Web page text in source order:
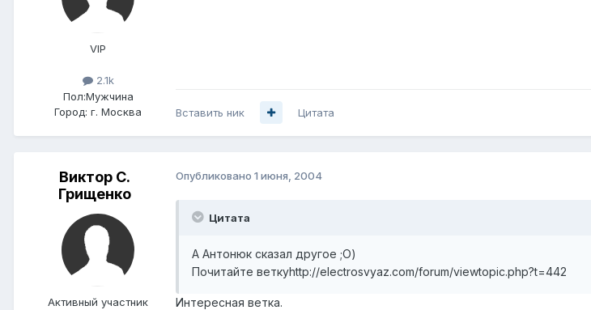
VIP
2.1k
Пол:Мужчина
Город: г. Москва Вставить ник Цитата
Виктор С.
Грищенко
Активный участник
Опубликовано 1 июня, 2004
Цитата
А Антонюк сказал другое ;О)
Почитайте веткуhttp://electrosvyaz.com/forum/viewtopic.php?t=442
Интересная ветка.